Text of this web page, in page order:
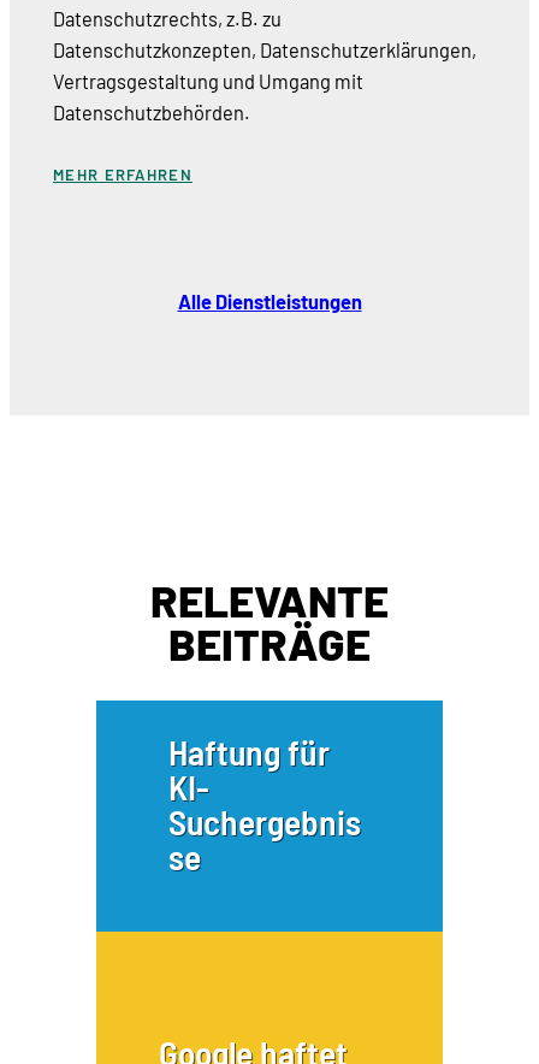
Datenschutzrechts, z.B. zu
Datenschutzkonzepten, Datenschutzerklärungen,
Vertragsgestaltung und Umgang mit
Datenschutzbehörden.
MEHR ERFAHREN
Alle Dienstleistungen
RELEVANTE
BEITRÄGE
Haftung für
KI-
Suchergebnis
se
Google haftet